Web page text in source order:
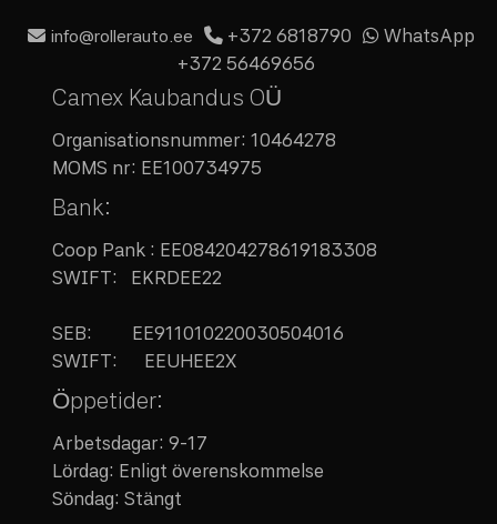
info@rollerauto.ee +372 6818790
WhatsApp
+372 56469656
Camex Kaubandus OÜ
Organisationsnummer: 10464278
MOMS nr: EE100734975
Bank:
Coop Pank : EE084204278619183308
SWIFT: EKRDEE22
SEB: EE911010220030504016
SWIFT: EEUHEE2X
Öppetider:
Arbetsdagar: 9-17
Lördag: Enligt överenskommelse
Söndag: Stängt